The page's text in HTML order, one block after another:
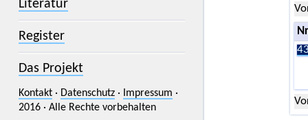
Literatur
Register
Das Projekt
Kontakt· Datenschutz· Impressum ·
2016 · Alle Rechte vorbehalten